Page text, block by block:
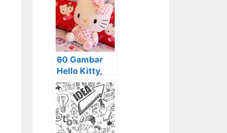
Beserta
Gambar dan
Contohnya
60 Gambar
Hello Kitty,
Wallpaper,
Foto, Lucu,
Cantik Dan
Menggemask
an